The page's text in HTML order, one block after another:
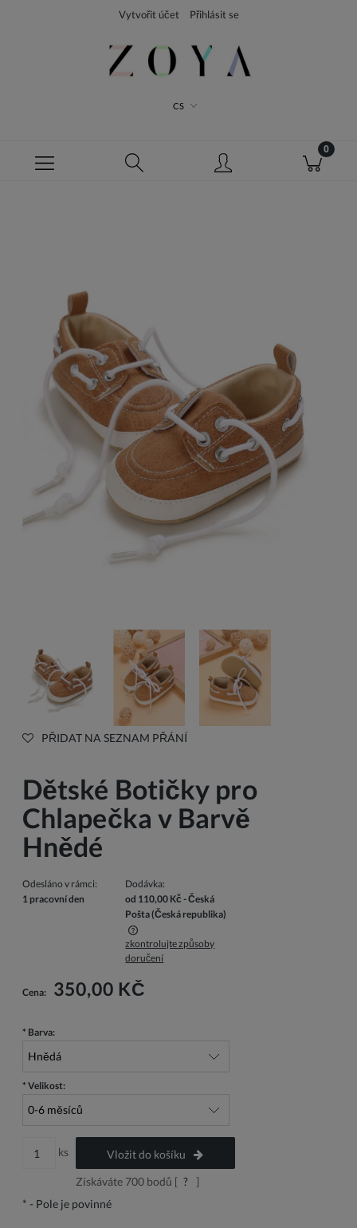
Vytvořit účet Přihlásit se
CS
PŘIDAT NA SEZNAM PŘÁNÍ
Dětské Botičky pro
Chlapečka v Barvě
Hnědé
Odesláno v rámci:
1 pracovní den
Dodávka:
od 110,00 Kč - Česká
Pošta(Česká republika)
Cena nezahrnuje případné náklady na platbu
zkontrolujte způsoby
doručení
Cena: 350,00 KČ
* Barva:
* Velikost:
ks
Vložit do košíku
Získáváte 700bodů [ ?
]
* - Pole je povinné